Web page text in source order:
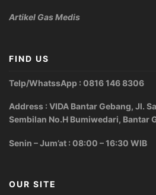
Artikel Gas Medis
FIND US
Telp/WhatssApp : 0816 146 8306
Address : VIDA Bantar Gebang, Jl.
Sembilan No.H Bumiwedari, Bantar
Senin – Jum’at : 08:00 – 16:30 WIB
OUR SITE